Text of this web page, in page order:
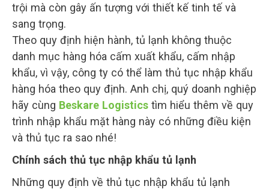
trội mà còn gây ấn tượng với thiết kế tinh tế và
sang trọng.
Theo quy định hiện hành, tủ lạnh không thuộc
danh mục hàng hóa cấm xuất khẩu, cấm nhập
khẩu, vì vậy, công ty có thể làm thủ tục nhập khẩu
hàng hóa theo quy định. Anh chị, quý doanh nghiệp
hãy cùng Beskare Logistics tìm hiểu thêm về quy
trình nhập khẩu mặt hàng này có những điều kiện
và thủ tục ra sao nhé!
Chính sách thủ tục nhập khẩu tủ lạnh
Những quy định về thủ tục nhập khẩu tủ lạnh